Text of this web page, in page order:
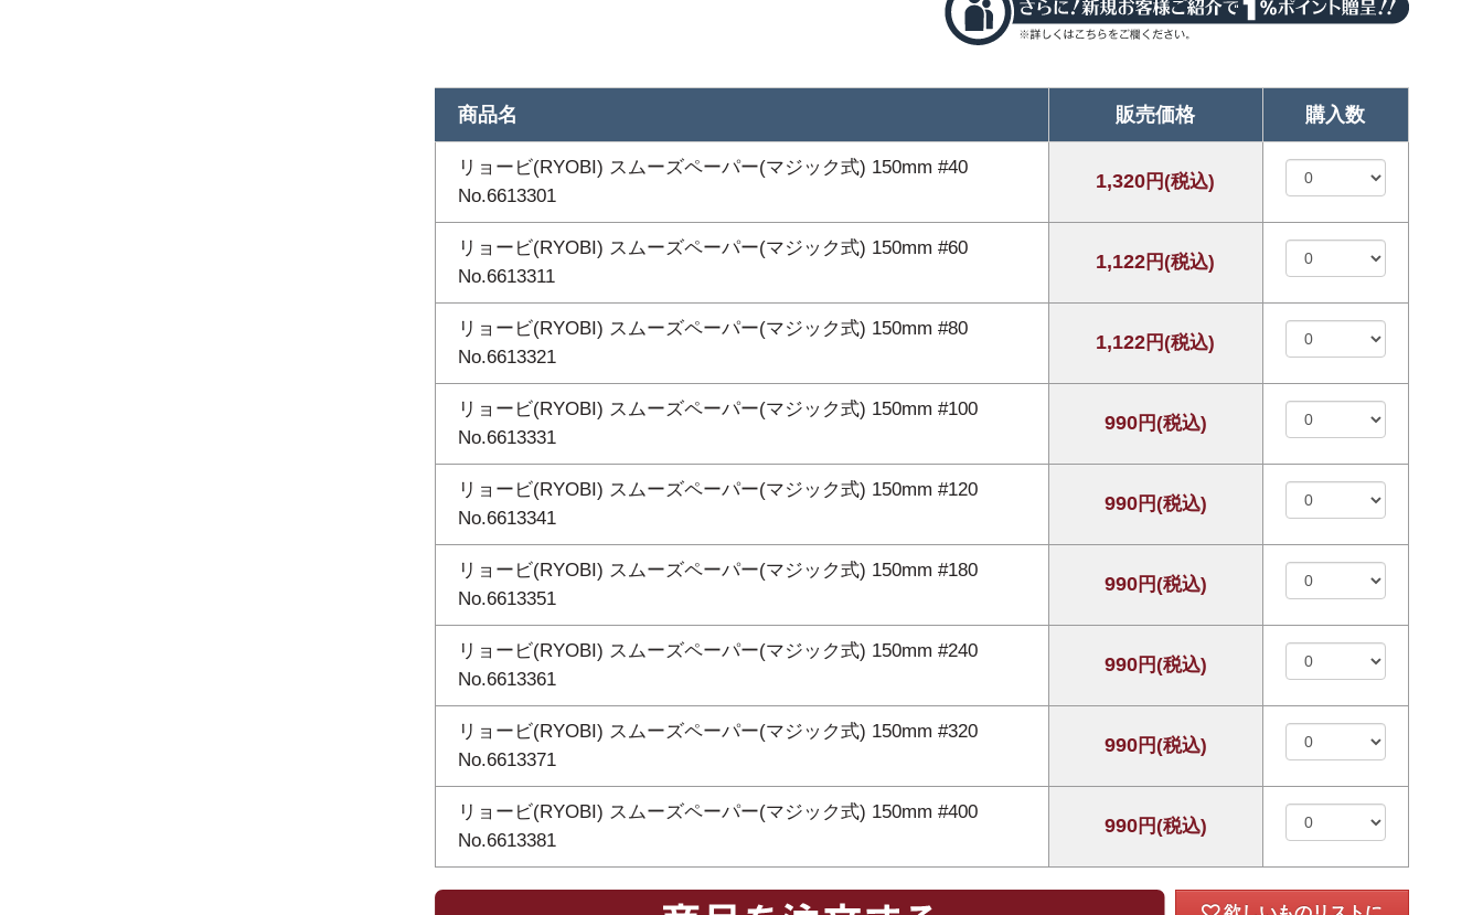
商品名 販売価格 購入数
リョービ(RYOBI) スムーズペーパー(マジック式) 150mm #40
No.6613301
1,320円(税込)
リョービ(RYOBI) スムーズペーパー(マジック式) 150mm #60
No.6613311
1,122円(税込)
リョービ(RYOBI) スムーズペーパー(マジック式) 150mm #80
No.6613321
1,122円(税込)
リョービ(RYOBI) スムーズペーパー(マジック式) 150mm #100
No.6613331
990円(税込)
リョービ(RYOBI) スムーズペーパー(マジック式) 150mm #120
No.6613341
990円(税込)
リョービ(RYOBI) スムーズペーパー(マジック式) 150mm #180
No.6613351
990円(税込)
リョービ(RYOBI) スムーズペーパー(マジック式) 150mm #240
No.6613361
990円(税込)
リョービ(RYOBI) スムーズペーパー(マジック式) 150mm #320
No.6613371
990円(税込)
リョービ(RYOBI) スムーズペーパー(マジック式) 150mm #400
No.6613381
990円(税込)